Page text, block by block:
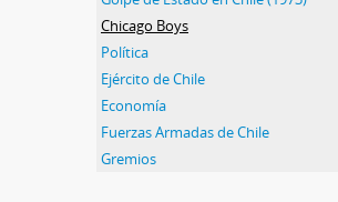
Chicago Boys
Política
Ejército de Chile
Economía
Fuerzas Armadas de Chile
Gremios